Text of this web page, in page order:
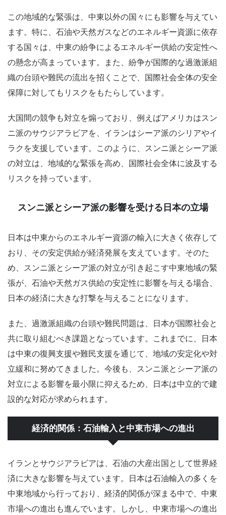
この地域的な緊張は、中東以外の国々にも影響を与えてい
ます。特に、石油や天然ガスなどのエネルギー資源に依存
する国々は、中東の紛争によるエネルギー供給の安定性へ
の懸念が高まっています。また、紛争が国際的な過激派組
織の台頭や難民の流出を招くことで、国際社会全体の安全
保障に対してもリスクをもたらしています。
大国間の競争も対立を煽っており、例えばアメリカはスン
ニ派のサウジアラビアを、イランはシーア派のシリアやイ
ラクを支援しています。このように、スンニ派とシーア派
の対立は、地域的な緊張を高め、国際社会全体に波及する
リスクを持っています。
スンニ派とシーア派の影響を受ける日本の立場
日本は中東からのエネルギー資源の輸入に大きく依存して
おり、その安定供給が経済発展を支えています。そのた
め、スンニ派とシーア派の対立が引き起こす中東地域の緊
張が、石油や天然ガス供給の安定性に影響を与える場合、
日本の経済に大きな打撃を与えることになります。
また、過激派組織の台頭や難民問題は、日本が国際社会と
共に取り組むべき課題となっています。これまでに、日本
は中東の復興支援や難民支援を通じて、地域の安定化や対
立緩和に努めてきました。今後も、スンニ派とシーア派の
対立による影響を最小限に抑えるため、日本は中立的で建
設的な対応が求められます。
経済的関係：石油輸入と中東市場への進出
イランとサウジアラビアは、石油の大産出国として世界経
済に大きな影響を与えています。日本は石油輸入の多くを
中東地域から行っており、経済的関係が深まる中で、中東
市場への進出も進んでいます。しかし、中東市場への進出